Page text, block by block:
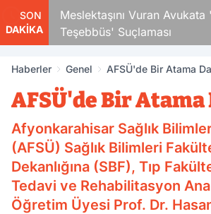
SON
DAKİKA
Meslektaşını Vuran
Teşebbüs' Suçlaması
Haberler Genel AFSÜ'de Bir Atama
AFSÜ'de Bir Atama
Afyonkarahisar Sağlık
(AFSÜ) Sağlık Bilimleri
Dekanlığına (SBF), Tıp
Tedavi ve Rehabilitasyon Ana
Öğretim Üyesi Prof. Dr.